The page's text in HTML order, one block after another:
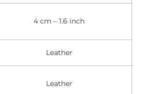
4 cm – 1.6 inch
Leather
Leather